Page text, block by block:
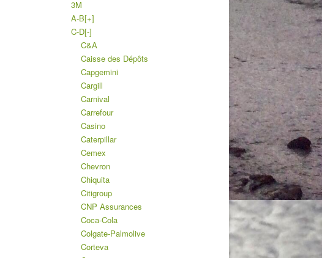
3M
A-B[+]
C-D[-]
C&A
Caisse des Dépôts
Capgemini
Cargill
Carnival
Carrefour
Casino
Caterpillar
Cemex
Chevron
Chiquita
Citigroup
CNP Assurances
Coca-Cola
Colgate-Palmolive
Corteva